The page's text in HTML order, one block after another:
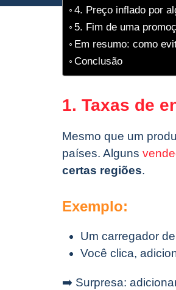
4. Preço inflado por
5. Fim de uma
Em resumo: como
Conclusão
1. Taxas de
Mesmo que um
países. Alguns
certas regiões.
Exemplo:
Um carregador
Você clica,
➡️ Surpresa: